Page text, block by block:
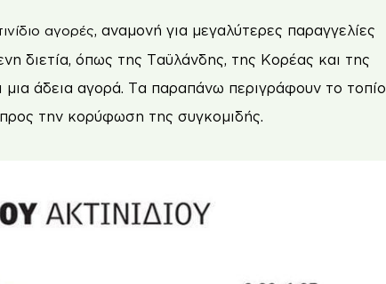
αγορές, αναµονή για µεγαλύτερες παραγγελίες
διετία, όπως της Ταϋλάνδης, της Κορέας και της
άδεια αγορά. Τα παραπάνω περιγράφουν το τοπίο
την κορύφωση της συγκομιδής.